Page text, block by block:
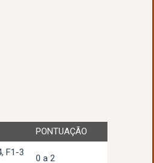
PONTUAÇÃO
F1-3
0 a 2